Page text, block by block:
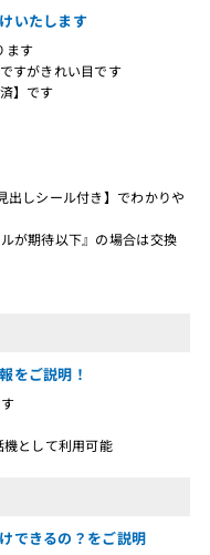
いたします
ます
すがきれい目です
】です
しシール付き】でわかりや
が期待以下』の場合は交換
をご説明！
す
として利用可能
できるの？をご説明